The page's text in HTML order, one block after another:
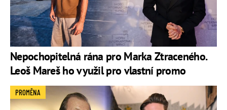
Nepochopitelná rána pro Marka Ztraceného.
Leoš Mareš ho využil pro vlastní promo
PROMĚNA